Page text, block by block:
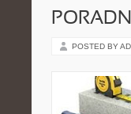
POSTED BY